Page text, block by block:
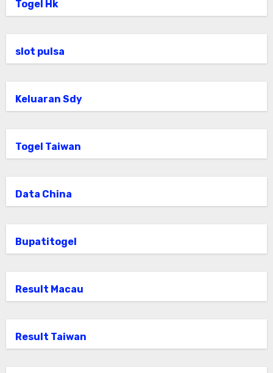
Togel Hk
slot pulsa
Keluaran Sdy
Togel Taiwan
Data China
Bupatitogel
Result Macau
Result Taiwan